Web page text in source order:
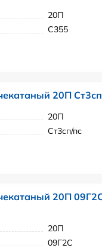
20П
С355
20П
20П
Ст3сп/пс
20П
20П
09Г2С